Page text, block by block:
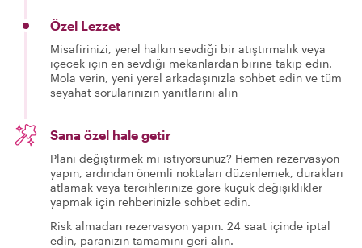
Özel Lezzet
Misafirinizi, yerel halkın sevdiği bir atıştırmalık veya
içecek için en sevdiği mekanlardan birine takip edin.
Mola verin, yeni yerel arkadaşınızla sohbet edin ve tüm
seyahat sorularınızın yanıtlarını alın
Sana özel hale getir
Planı değiştirmek mi istiyorsunuz? Hemen rezervasyon
yapın, ardından önemli noktaları düzenlemek, durakları
atlamak veya tercihlerinize göre küçük değişiklikler
yapmak için rehberinizle sohbet edin.
Risk almadan rezervasyon yapın. 24 saat içinde iptal
edin, paranızın tamamını geri alın.